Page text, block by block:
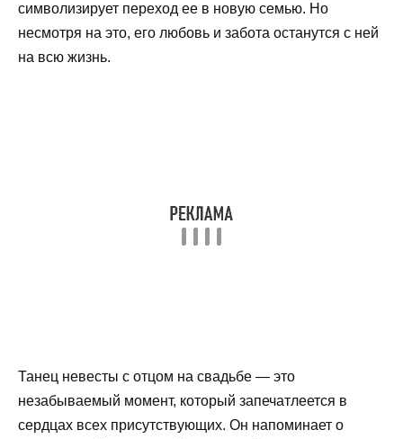
символизирует переход ее в новую семью. Но
несмотря на это, его любовь и забота останутся с ней
на всю жизнь.
Танец невесты с отцом на свадьбе — это
незабываемый момент, который запечатлеется в
сердцах всех присутствующих. Он напоминает о